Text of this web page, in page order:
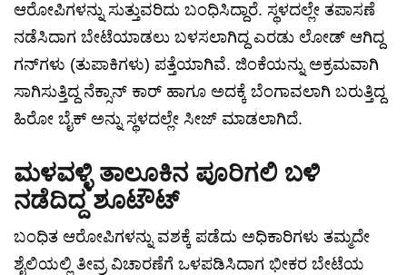
ಆರೋಪಿಗಳನ್ನು ಸುತ್ತುವರಿದು ಬಂಧಿಸಿದ್ದಾರೆ. ಸ್ಥಳದಲ್ಲೇ ತಪಾಸಣೆ
ನಡೆಸಿದಾಗ ಬೇಟೆಯಾಡಲು ಬಳಸಲಾಗಿದ್ದ ಎರಡು ಲೋಡ್ ಆಗಿದ್ದ
ಗನ್‌ಗಳು (ತುಪಾಕಿಗಳು) ಪತ್ತೆಯಾಗಿವೆ. ಜಿಂಕೆಯನ್ನು ಅಕ್ರಮವಾಗಿ
ಸಾಗಿಸುತ್ತಿದ್ದ ನೆಕ್ಸಾನ್ ಕಾರ್ ಹಾಗೂ ಅದಕ್ಕೆ ಬೆಂಗಾವಲಾಗಿ ಬರುತ್ತಿದ್ದ
ಹಿರೋ ಬೈಕ್ ಅನ್ನು ಸ್ಥಳದಲ್ಲೇ ಸೀಜ್ ಮಾಡಲಾಗಿದೆ.
ಮಳವಳ್ಳಿ ತಾಲೂಕಿನ ಪೂರಿಗಲಿ ಬಳಿ
ನಡೆದಿದ್ದ ಶೂಟೌಟ್
ಬಂಧಿತ ಆರೋಪಿಗಳನ್ನು ವಶಕ್ಕೆ ಪಡೆದು ಅಧಿಕಾರಿಗಳು ತಮ್ಮದೇ
ಶೈಲಿಯಲ್ಲಿ ತೀವ್ರ ವಿಚಾರಣೆಗೆ ಒಳಪಡಿಸಿದಾಗ ಭೀಕರ ಬೇಟೆಯ